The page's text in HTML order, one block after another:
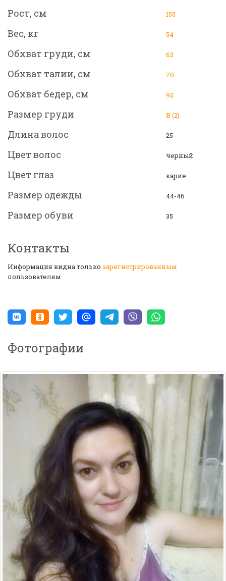
Рост, см 155
Вес, кг 54
Обхват груди, см 63
Обхват талии, см 70
Обхват бедер, см 92
Размер груди B (2)
Длина волос 25
Цвет волос черный
Цвет глаз карие
Размер одежды 44-46
Размер обуви 35
Контакты
Информация видна только зарегистрированным
пользователям
Фотографии